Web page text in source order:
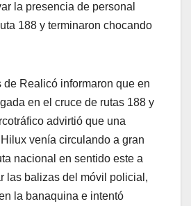
la presencia de personal
188 y terminaron chocando
de Realicó informaron que en
en el cruce de rutas 188 y
advirtió que una
venía circulando a gran
nacional en sentido este a
las balizas del móvil policial,
la banaquina e intentó